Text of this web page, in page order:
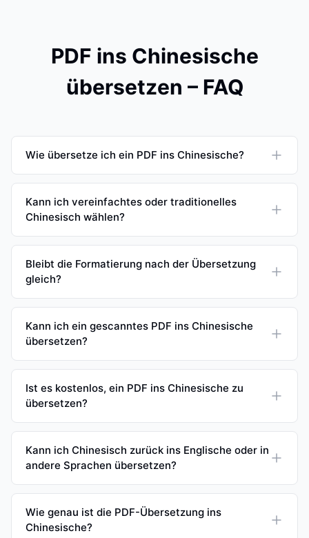
PDF ins Chinesische
übersetzen – FAQ
Wie übersetze ich ein PDF ins Chinesische?
Kann ich vereinfachtes oder traditionelles
Chinesisch wählen?
Bleibt die Formatierung nach der Übersetzung
gleich?
Kann ich ein gescanntes PDF ins Chinesische
übersetzen?
Ist es kostenlos, ein PDF ins Chinesische zu
übersetzen?
Kann ich Chinesisch zurück ins Englische oder in
andere Sprachen übersetzen?
Wie genau ist die PDF-Übersetzung ins
Chinesische?